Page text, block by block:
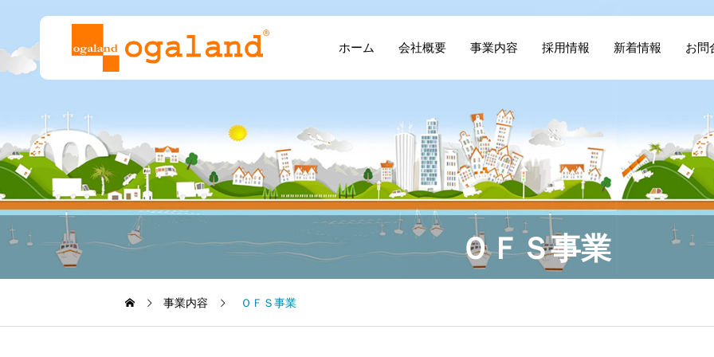
ホーム 会社概要 事業内容 採用情報 新着情報 お問
ＯＦＳ事業
事業内容 ＯＦＳ事業